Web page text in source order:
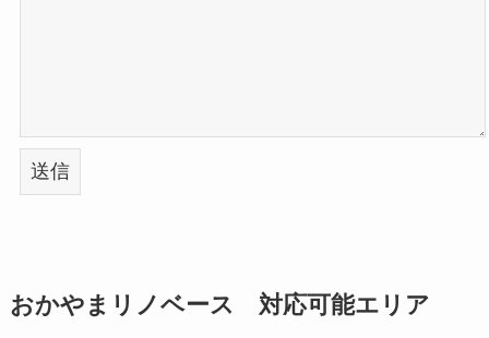
おかやまリノベース 対応可能エリア